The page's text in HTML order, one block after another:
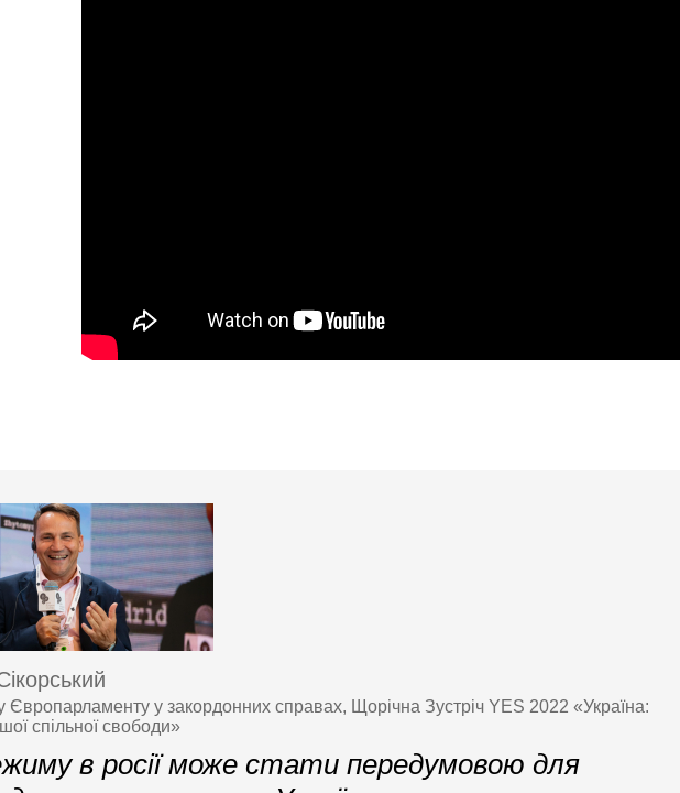
Європарламенту у закордонних справах, Щорічна Зустріч YES 2022 «Україна:
спільної свободи»
в росії може стати передумовою для